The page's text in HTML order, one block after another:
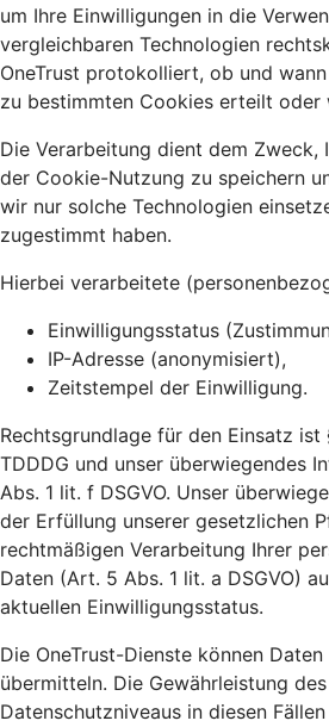
um Ihre Einwilligungen in die
vergleichbaren Technologien
OneTrust protokolliert, ob und
zu bestimmten Cookies erteilt oder
Die Verarbeitung dient dem Zweck,
der Cookie-Nutzung zu speichern
wir nur solche Technologien
zugestimmt haben.
Hierbei verarbeitete
Einwilligungsstatus
IP-Adresse (anonymisiert),
Zeitstempel der Einwilligung.
Rechtsgrundlage für den Einsatz ist
TDDDG und unser überwiegendes
Abs. 1 lit. f DSGVO. Unser
der Erfüllung unserer gesetzlichen
rechtmäßigen Verarbeitung Ihrer
Daten (Art. 5 Abs. 1 lit. a DSGVO)
aktuellen Einwilligungsstatus.
Die OneTrust-Dienste können
übermitteln. Die Gewährleistung
Datenschutzniveaus in diesen